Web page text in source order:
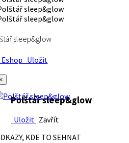
sleep&glow
Uložit
Polštář sleep&glow
Uložit Zavřít
KDE TO SEHNAT